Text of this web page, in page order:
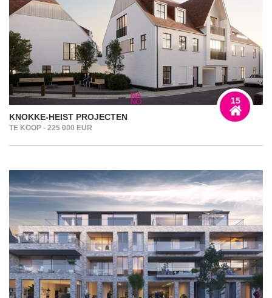
KNOKKE-HEIST PROJECTEN
TE KOOP - 225 000 EUR
15